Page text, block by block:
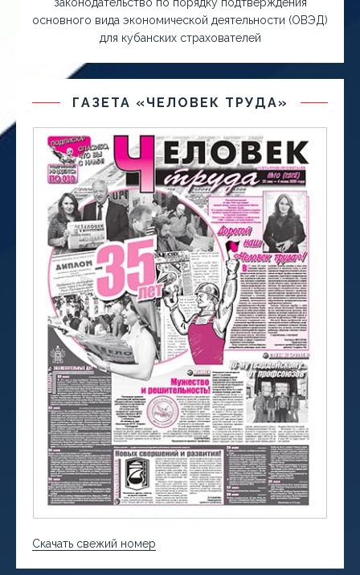
основного вида экономической деятельности (ОВЭД)
для кубанских страхователей
ГАЗЕТА «ЧЕЛОВЕК ТРУДА»
Скачать свежий номер